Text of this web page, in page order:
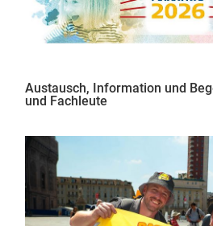
Austausch, Information und
und Fachleute